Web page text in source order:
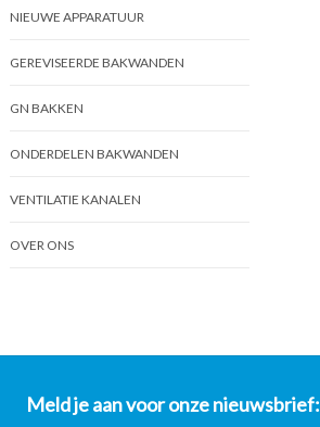
NIEUWE APPARATUUR
GEREVISEERDE BAKWANDEN
GN BAKKEN
ONDERDELEN BAKWANDEN
VENTILATIE KANALEN
OVER ONS
Meld je aan voor onze nieuwsbrief: